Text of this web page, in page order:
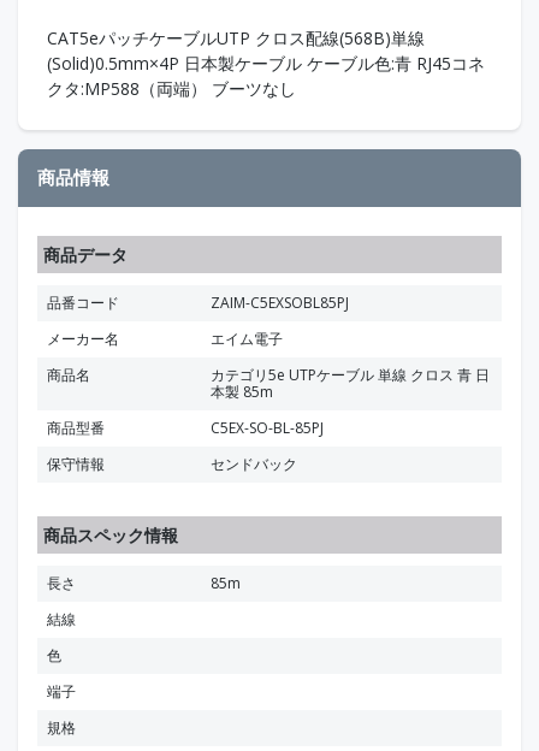
CAT5eパッチケーブルUTP クロス配線(568B)単線
(Solid)0.5mm×4P 日本製ケーブル ケーブル色:青 RJ45コネ
クタ:MP588（両端） ブーツなし
商品情報
商品データ
品番コード
ZAIM-C5EXSOBL85PJ
メーカー名
エイム電子
商品名
カテゴリ5e UTPケーブル 単線 クロス 青 日
本製 85m
商品型番
C5EX-SO-BL-85PJ
保守情報
センドバック
商品スペック情報
長さ
85m
結線
色
端子
規格